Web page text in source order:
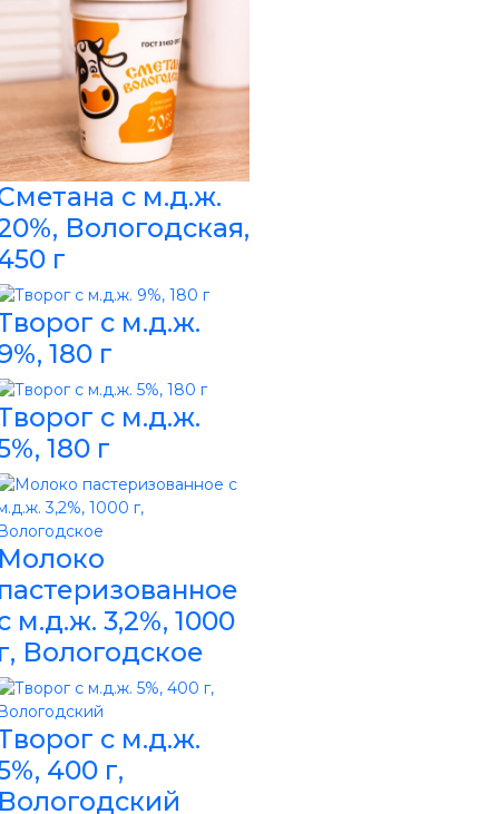
с м.д.ж.
Вологодская,
г
с м.д.ж.
180 г
с м.д.ж.
180 г
м.д.ж. 3,2%, 1000
Вологодское
с м.д.ж.
400 г,